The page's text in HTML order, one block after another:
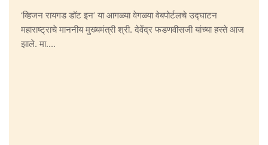
‘व्हिजन रायगड डॉट इन’ या आगळ्या वेगळ्या वेबपोर्टलचे उद्घाटन
महाराष्ट्राचे माननीय मुख्यमंत्री श्री. देवेंद्र फडणवीसजी यांच्या हस्ते आज
झाले. मा....